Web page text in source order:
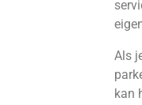
Als
kan